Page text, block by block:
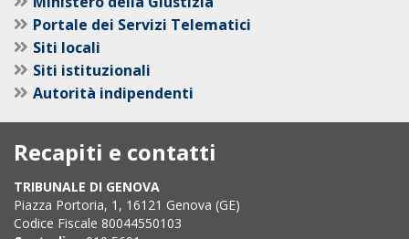
Portale dei Servizi Telematici
Siti locali
Siti istituzionali
Autorità indipendenti
Recapiti e contatti
TRIBUNALE DI GENOVA
Piazza Portoria, 1, 16121 Genova (GE)
Codice Fiscale 80044550103